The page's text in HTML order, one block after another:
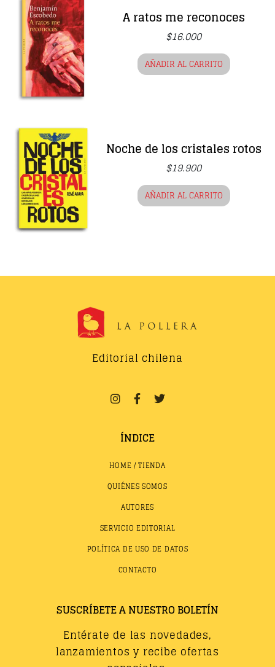
A ratos me reconoces
$16.000
AÑADIR AL CARRITO
Noche de los cristales rotos
$19.900
AÑADIR AL CARRITO
Editorial chilena
ÍNDICE
HOME / TIENDA
QUIÉNES SOMOS
AUTORES
SERVICIO EDITORIAL
POLÍTICA DE USO DE DATOS
CONTACTO
SUSCRÍBETE A NUESTRO BOLETÍN
Entérate de las novedades,
lanzamientos y recibe ofertas